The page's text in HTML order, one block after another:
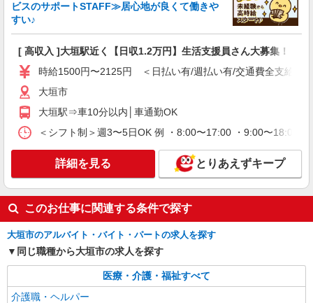
時給1500円〜2125円 ＜日払い有/週払い有/交
大垣市
キープ 詳細を見る
派遣社員
株式会社kotrio /●NG-H-1905896
大垣駅▼綺麗なサ高住で生活ケア▼清掃やフロ
時給1500円〜2125円 ＜日払い有/週払い有/交
通費全支給(ガソリン代含む)＞
大垣市
キープ 詳細を見る
派遣社員
株式会社ユース.GF/g01_0815
高齢者向け住宅 介護スタッフ
ビスのサポートSTAFF≫居心地が良くて働きや
すい♪
[ 高収入 ]大垣駅近く【日収1.2万円】生活支援員さん大募集！
時給1500円〜2125円 ＜日払い有/週払い有/交通費全支給(ガ
大垣市
大垣駅⇒車10分以内│車通勤OK
＜シフト制＞週3〜5日OK 例 ・8:00〜17:00 ・9:00〜18:00
詳細を見る とりあえずキープ
このお仕事に関連する条件で探す
大垣市のアルバイト・バイト・パートの求人を探す
同じ職種から大垣市の求人を探す
医療・介護・福祉すべて
介護職・ヘルパー